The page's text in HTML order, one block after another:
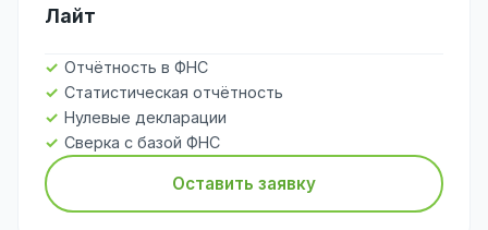
Лайт
Отчётность в ФНС
Статистическая отчётность
Нулевые декларации
Сверка с базой ФНС
Оставить заявку